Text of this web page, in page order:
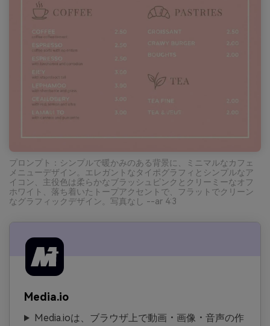
プロンプト：シンプルで暖かみのある背景に、ミニマルなカフェ
メニューデザイン。エレガントなタイポグラフィとシンプルなア
イコン、主役色は柔らかなブラッシュピンクとクリーミーなオフ
ホワイト、落ち着いたトープアクセントで、フラットでクリーン
なグラフィックデザイン。写真なし --ar 4:3
Media.io
Media.ioは、ブラウザ上で動画・画像・音声の作